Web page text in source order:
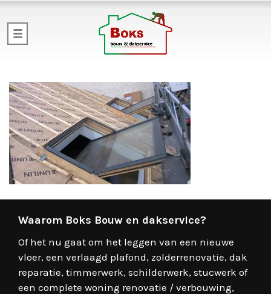
Waarom Boks Bouw en dakservice?
Of het nu gaat om het leggen van een nieuwe
vloer, een verlaagd plafond, zolderrenovatie, dak
reparatie, timmerwerk, schilderwerk, stucwerk of
een complete woning renovatie / verbouwing,